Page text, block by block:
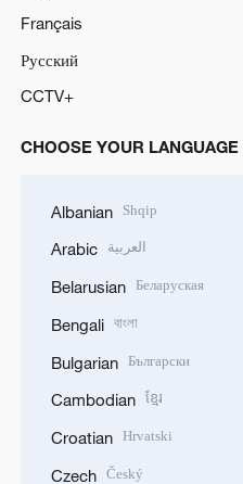
Français
Русский
CCTV+
CHOOSE YOUR LANGUAGE
Albanian Shqip
Arabic العربية
Belarusian Беларуская
Bengali বাংলা
Bulgarian Български
Cambodian ខ្មែរ
Croatian Hrvatski
Czech Český